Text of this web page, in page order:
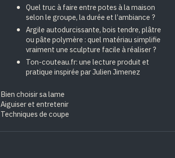
Quel truc à faire entre potes à la maison
selon le groupe, la durée et l’ambiance ?
Argile autodurcissante, bois tendre, plâtre
ou pâte polymère : quel matériau simplifie
vraiment une sculpture facile à réaliser ?
Ton-couteau.fr: une lecture produit et
pratique inspirée par Julien Jimenez
Bien choisir sa lame
Aiguiser et entretenir
Techniques de coupe